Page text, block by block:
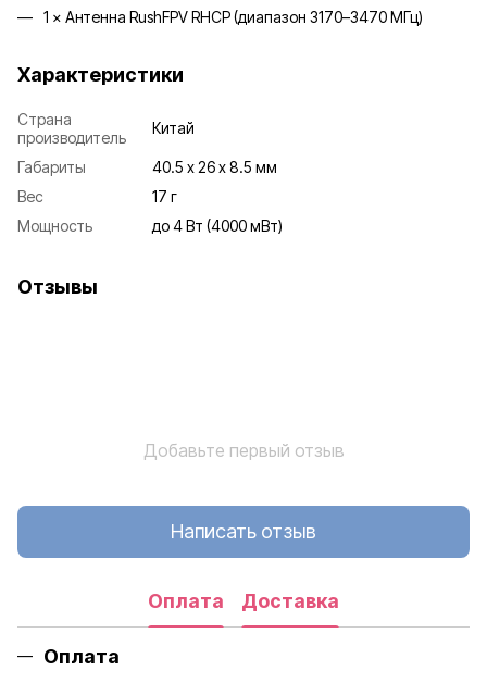
1 × Антенна RushFPV RHCP (диапазон 3170–3470 МГц)
Характеристики
Страна
производитель
Китай
Габариты
40.5 х 26 х 8.5 мм
Вес
17 г
Мощность
до 4 Вт (4000 мВт)
Отзывы
Добавьте первый отзыв
Написать отзыв
Оплата Доставка
Оплата